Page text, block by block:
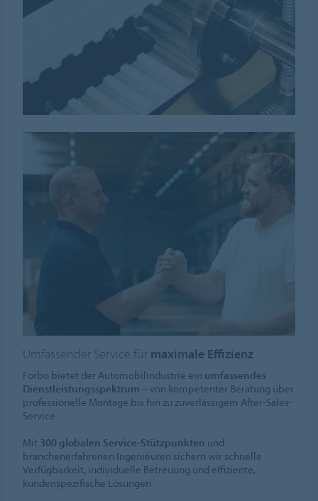
Umfassender Service für maximale Effizienz
Forbo bietet der Automobilindustrie ein umfassendes
Dienstleistungsspektrum – von kompetenter Beratung über
professionelle Montage bis hin zu zuverlässigem After-Sales-
Service.
Mit 300 globalen Service-Stützpunkten und
branchenerfahrenen Ingenieuren sichern wir schnelle
Verfügbarkeit, individuelle Betreuung und effiziente,
kundenspezifische Lösungen.